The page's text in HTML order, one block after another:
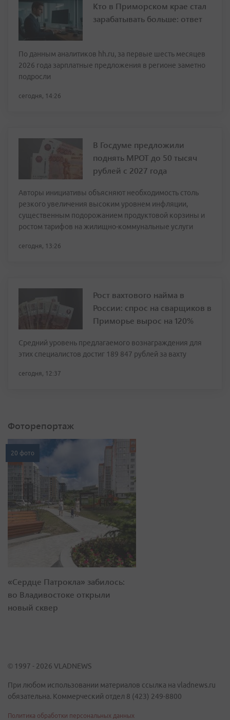
Кто в Приморском крае стал
зарабатывать больше: ответ
По данным аналитиков hh.ru, за первые шесть месяцев
2026 года зарплатные предложения в регионе заметно
подросли
сегодня, 14:26
В Госдуме предложили
поднять МРОТ до 50 тысяч
рублей с 2027 года
Авторы инициативы объясняют необходимость столь
резкого увеличения высоким уровнем инфляции,
существенным подорожанием продуктовой корзины и
ростом тарифов на жилищно-коммунальные услуги
сегодня, 13:26
Рост вахтового найма в
России: спрос на сварщиков в
Приморье вырос на 120%
Средний уровень предлагаемого вознаграждения для
этих специалистов достиг 189 847 рублей за вахту
сегодня, 12:37
Фоторепортаж
20 фото
«Сердце Патрокла» забилось:
во Владивостоке открыли
новый сквер
© 1997 - 2026 VLADNEWS
При любом использовании материалов ссылка на vladnews.ru
обязательна. Коммерческий отдел 8 (423) 249-8800
Политика обработки персональных данных